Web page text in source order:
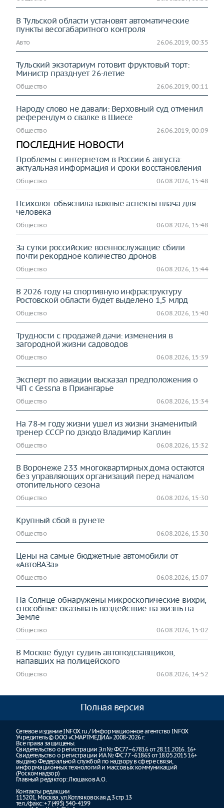
В Тульской области установят автоматические
пункты весогабаритного контроля
Авто 26.06.2019, 00:35
Тульский экзотариум готовит фруктовый торт:
Министр празднует 26-летие
Общество 26.06.2019, 00:11
Народу слово не давали: Верховный суд отменил
референдум о свалке в Шиесе
Общество 26.06.2019, 00:09
ПОСЛЕДНИЕ НОВОСТИ
Проблемы с интернетом в России 6 августа:
актуальная информация и сроки восстановления
Общество 06.08.2026, 15:48
Психолог объяснила важные аспекты плача для
человека
Общество 06.08.2026, 15:48
За сутки российские военнослужащие сбили
почти рекордное количество дронов
Общество 06.08.2026, 15:44
В 2026 году на спортивную инфраструктуру
Ростовской области будет выделено 1,5 млрд
Общество 06.08.2026, 15:40
Трудности с продажей дачи: изменения в
загородной жизни садоводов
Общество 06.08.2026, 15:39
Эксперт по авиации высказал предположения о
ЧП с Cessna в Приангарье
Общество 06.08.2026, 15:34
На 78-м году жизни ушел из жизни знаменитый
тренер СССР по дзюдо Владимир Каплин
Общество 06.08.2026, 15:32
В Воронеже 233 многоквартирных дома остаются
без управляющих организаций перед началом
отопительного сезона
Общество 06.08.2026, 15:30
Крупный сбой в рунете
Общество 06.08.2026, 15:30
Цены на самые бюджетные автомобили от
«АвтоВАЗа»
Общество 06.08.2026, 15:07
На Солнце обнаружены микроскопические вихри,
способные оказывать воздействие на жизнь на
Земле
Общество 06.08.2026, 15:02
В Москве будут судить автоподставщиков,
напавших на полицейского
Общество 06.08.2026, 14:52
Полная версия
Сетевое издание INFOX.ru / Информационное агентство INFOX
Учредитель © ООО «СМАРТМЕДИА» 2008-2026 г.
Все права защищены.
Свидетельство о регистрации Эл № ФС77–67816 от 28.11.2016. 16+
Свидетельство о регистрации ИА № ФС 77 - 61863 от 18.05.2015 16+
выдано Федеральной службой по надзору в сфере связи,
информационных технологий и массовых коммуникаций
(Роскомнадзор)
Главный редактор: Люшаков А.О.
Контакты редакции
115201, Москва, ул.Котляковская д.3 стр.13
тел./факс: +7 (495) 540-4199